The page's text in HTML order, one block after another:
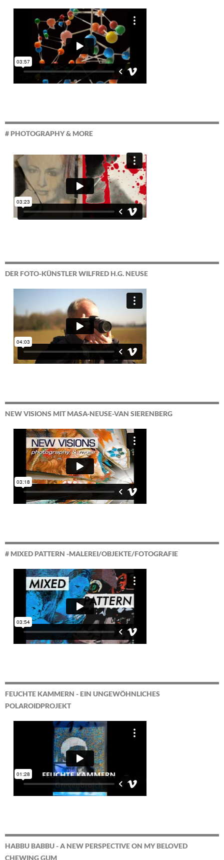
# PHOTOGRAPHY & MORE
DER FOTO-KÜNSTLER WILFRED H.G. NEUSE
NEW VISIONS MIT MASA-NEUSE-VAN SIERENBERG
# MIXED PATTERN -MALEREI/OBJEKTE/FOTOGRAFIE
FEUCHTE KAMMERN - EIN UNGEWÖHNLICHES
POLAROIDPROJEKT
HABBU BABBU - A NEW PERSPECTIVE ON MY BELOVED
CHEWING GUM